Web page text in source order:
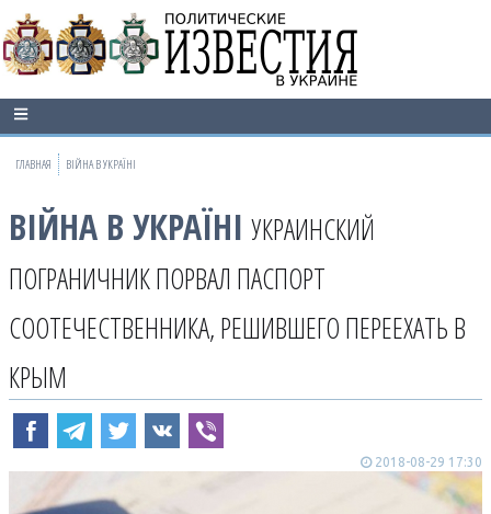
ГЛАВНАЯ ВІЙНА В УКРАЇНІ
ВІЙНА В УКРАЇНІ УКРАИНСКИЙ
ПОГРАНИЧНИК ПОРВАЛ ПАСПОРТ
СООТЕЧЕСТВЕННИКА, РЕШИВШЕГО ПЕРЕЕХАТЬ В
КРЫМ
2018-08-29 17:30